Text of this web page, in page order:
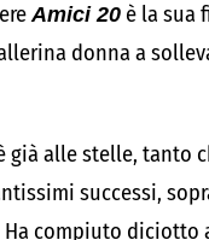
Amici 20 è la sua
donna a
già alle stelle, tanto
successi,
Ha compiuto diciotto